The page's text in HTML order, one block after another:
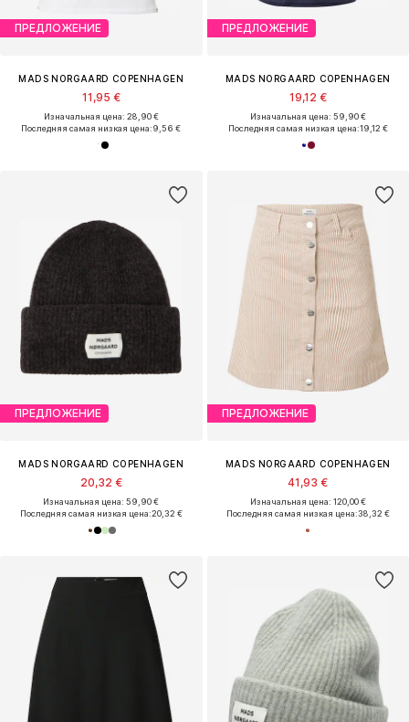
ПРЕДЛОЖЕНИЕ
MADS NORGAARD COPENHAGEN
11,95 €
Изначальная цена: 28,90 €
Последняя самая низкая цена:9,56 €
ПРЕДЛОЖЕНИЕ
MADS NORGAARD COPENHAGEN
19,12 €
Изначальная цена: 59,90 €
Последняя самая низкая цена:19,12 €
ПРЕДЛОЖЕНИЕ
MADS NORGAARD COPENHAGEN
20,32 €
Изначальная цена: 59,90 €
Последняя самая низкая цена:20,32 €
ПРЕДЛОЖЕНИЕ
MADS NORGAARD COPENHAGEN
41,93 €
Изначальная цена: 120,00 €
Последняя самая низкая цена:38,32 €